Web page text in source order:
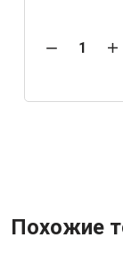
Похожие
Монтажные